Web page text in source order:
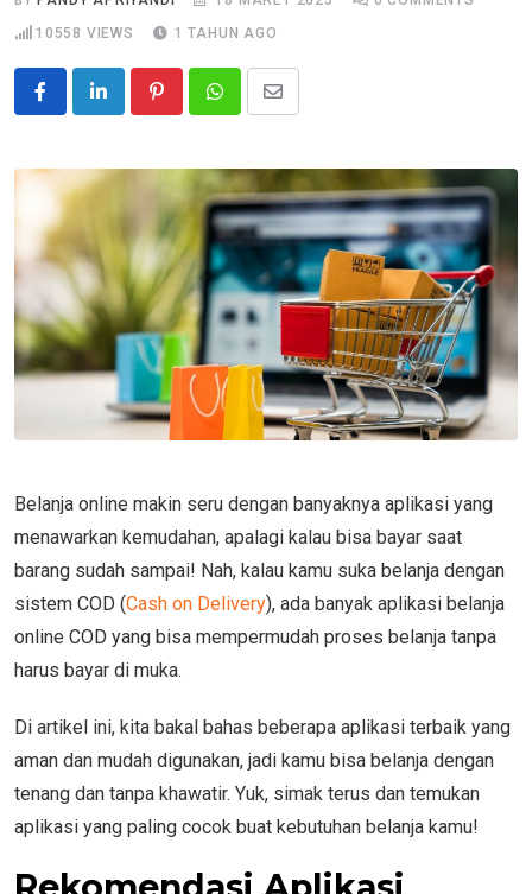
10558 VIEWS 1 TAHUN AGO
PinterestWhatsappShare
Email
Belanja online makin seru dengan banyaknya aplikasi yang
menawarkan kemudahan, apalagi kalau bisa bayar saat
barang sudah sampai! Nah, kalau kamu suka belanja dengan
sistem COD (Cash on Delivery), ada banyak aplikasi belanja
online COD yang bisa mempermudah proses belanja tanpa
harus bayar di muka.
Di artikel ini, kita bakal bahas beberapa aplikasi terbaik yang
aman dan mudah digunakan, jadi kamu bisa belanja dengan
tenang dan tanpa khawatir. Yuk, simak terus dan temukan
aplikasi yang paling cocok buat kebutuhan belanja kamu!